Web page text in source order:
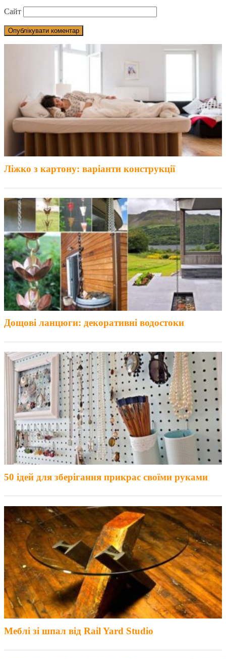
Сайт
Ліжко з картону: варіанти конструкції
Дощові ланцюги: декоративні водостоки
50 ідей для зберігання прикрас своїми руками
Меблі зі шпал від Rail Yard Studio